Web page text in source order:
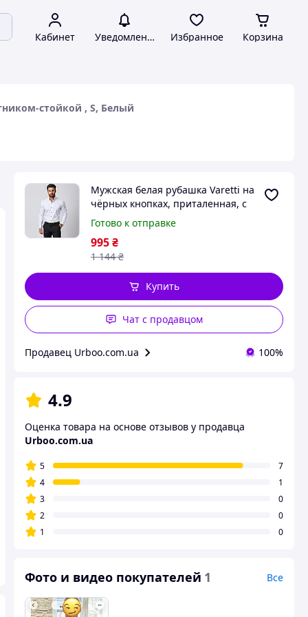
Кабинет Уведомления Избранное Корзина
стойкой , S, Белый
Мужская белая рубашка Varetti на
чёрных кнопках, приталенная, с
воротником-стойкой , S, Белый
Готово к отправке
995₴
1 144 ₴
Купить
Чат с продавцом
Продавец Urboo.com.ua 100%
4.9
Оценка товара на основе отзывов у продавца
Urboo.com.ua
5
7
4
1
3
0
2
0
1
0
Фото и видео покупателей 1 Все